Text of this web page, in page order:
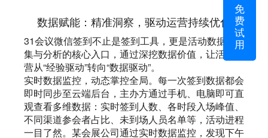
数据赋能：精准洞察，驱动运营持续优化
31会议微信签到不止是签到工具，更是活动数据采
集与分析的核心入口，通过深挖数据价值，让活动运
营从“经验驱动”转向“数据驱动”。
实时数据监控，动态掌控全局。每一次签到数据都会
即时同步至云端后台，主办方通过手机、电脑即可直
观查看多维数据：实时签到人数、各时段入场峰值、
不同渠道参会者占比、未到场人员名单等，活动进程
一目了然。某会展公司通过实时数据监控，发现下午
免
费
试
用